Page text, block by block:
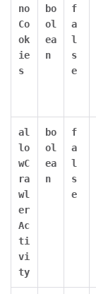
no
Co
ok
ie
s
bo
ol
ea
n
f
a
l
s
e
al
lo
wC
ra
wl
er
Ac
ti
vi
ty
bo
ol
ea
n
f
a
l
s
e